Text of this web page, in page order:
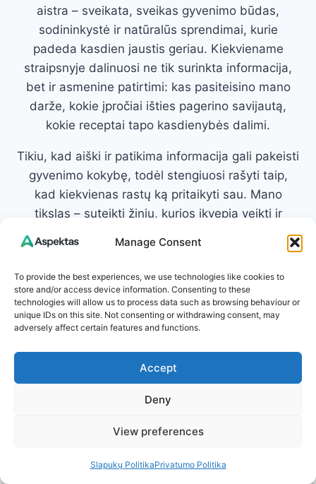
Manage Consent
To provide the best experiences, we use technologies like cookies to
store and/or access device information. Consenting to these
technologies will allow us to process data such as browsing behaviour or
unique IDs on this site. Not consenting or withdrawing consent, may
adversely affect certain features and functions.
Accept
Deny
View preferences
Slapukų PolitikaPrivatumo Politika
aistra – sveikata, sveikas gyvenimo būdas,
sodininkystė ir natūralūs sprendimai, kurie
padeda kasdien jaustis geriau. Kiekviename
straipsnyje dalinuosi ne tik surinkta informacija,
bet ir asmenine patirtimi: kas pasiteisino mano
darže, kokie įpročiai išties pagerino savijautą,
kokie receptai tapo kasdienybės dalimi.
Tikiu, kad aiški ir patikima informacija gali pakeisti
gyvenimo kokybę, todėl stengiuosi rašyti taip,
kad kiekvienas rastų ką pritaikyti sau. Mano
tikslas – suteikti žinių, kurios įkvepia veikti ir
padeda atrasti paprastus sprendimus geresnei
savijautai.
Susisiekite: info@aspektas.lt
sąlygas (2026 m.
išmintingas būdas
ir pradėti 14 dienų